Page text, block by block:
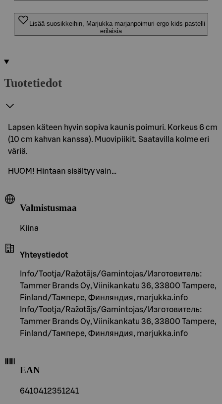
Lisää suosikkeihin, Marjukka marjanpoimuri ergo kids pastelli
erilaisia
Tuotetiedot
Lapsen käteen hyvin sopiva kaunis poimuri. Korkeus 6 cm
(10 cm kahvan kanssa). Muovipiikit. Saatavilla kolme eri
väriä.
HUOM! Hintaan sisältyy vain…
Valmistusmaa
Kiina
Yhteystiedot
Info/Tootja/Ražotājs/Gamintojas/Изготовитель:
Tammer Brands Oy, Viinikankatu 36, 33800 Tampere,
Finland/Тампере, Финляндия, marjukka.info
Info/Tootja/Ražotājs/Gamintojas/Изготовитель:
Tammer Brands Oy, Viinikankatu 36, 33800 Tampere,
Finland/Тампере, Финляндия, marjukka.info
EAN
6410412351241